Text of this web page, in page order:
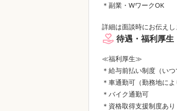
＊副業・WワークOK
詳細は面談時にお伝えし
待遇・福利厚
≪福利厚生≫
＊給与前払い制度（い
＊車通勤可（勤務地によ
＊バイク通勤可
＊資格取得支援制度あり